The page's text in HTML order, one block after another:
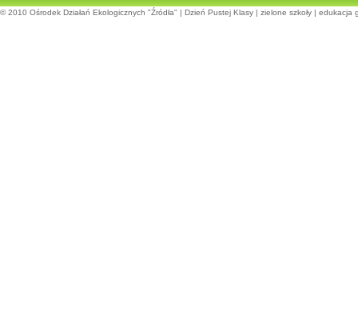
© 2010 Ośrodek Działań Ekologicznych "Źródła" | Dzień Pustej Klasy | zielone szkoły | edukacja